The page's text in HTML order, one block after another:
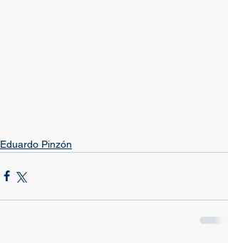
Eduardo Pinzón